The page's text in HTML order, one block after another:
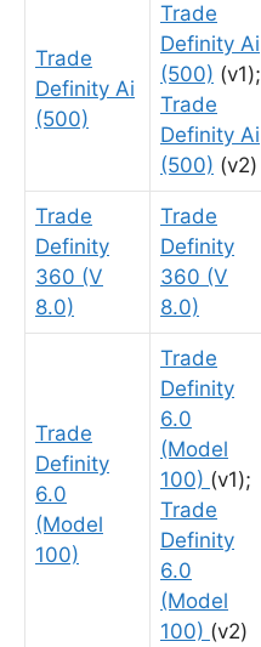
Trade
Definity Ai
(500)
Trade
Definity Ai
(500) (v1);
Trade
Definity Ai
(500) (v2)
Trade
Definity
360 (V
8.0)
Trade
Definity
360 (V
8.0)
Trade
Definity
6.0
(Model
100)
Trade
Definity
6.0
(Model
100) (v1);
Trade
Definity
6.0
(Model
100) (v2)